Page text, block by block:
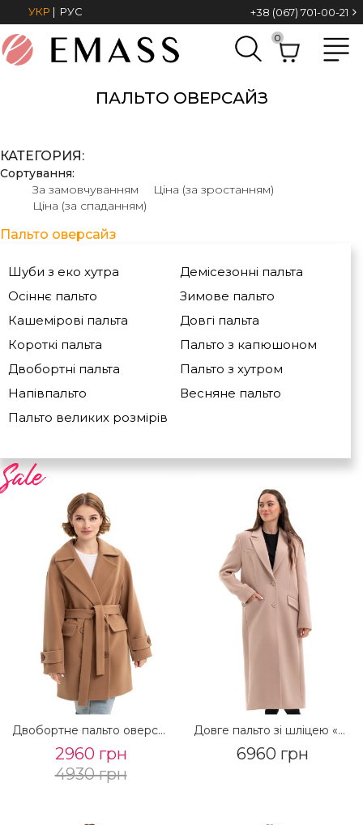
УКР | РУС +38 (067) 701-00-21
0
ПАЛЬТО ОВЕРСАЙЗ
КАТЕГОРИЯ:
Сортування:
За замовчуванням
Ціна (за зростанням)
Ціна (за спаданням)
Пальто оверсайз
Шуби з еко хутра
Демісезонні пальта
Осіннє пальто
Зимове пальто
Кашемірові пальта
Довгі пальта
Короткі пальта
Пальто з капюшоном
Двобортні пальта
Пальто з хутром
Напівпальто
Весняне пальто
Пальто великих розмірів
Двобортне пальто оверсайз «Пош» кемел
2960 грн
4930 грн
Довге пальто зі шліцею «Місті» бежевий
6960 грн